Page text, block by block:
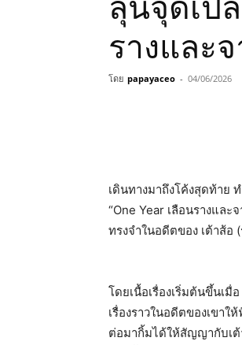
ลุ้นจุดเป
รางและจ
โดย papayaceo - 04/06/2026
เดินทางมาถึงโค้งสุดท้าย
“One Year เลือนรางแล
ทรงจำในอดีตของ เต้าส้อ
โดยเนื้อเรื่องเริ่มต้นขึ้นเ
เรื่องราวในอดีตของเขา
ต่อมากิ้มได้ให้สัญญากับเต้